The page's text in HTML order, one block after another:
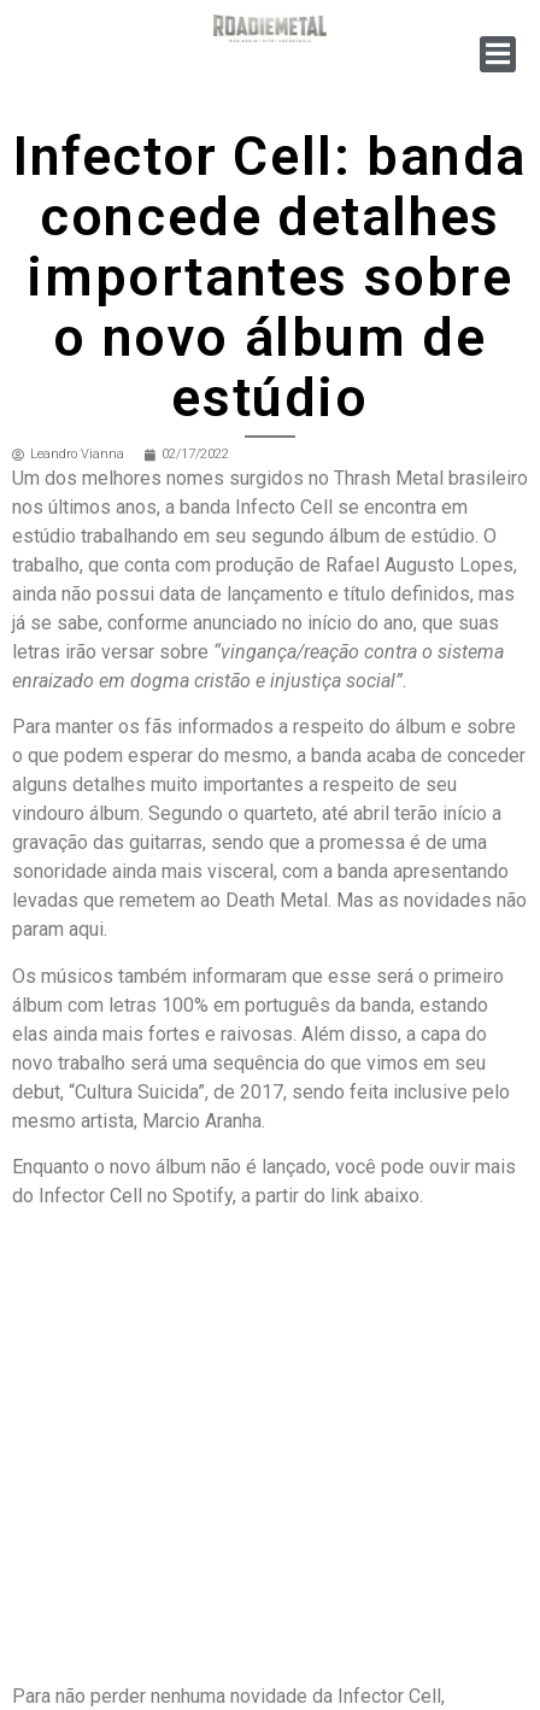
Infector Cell: banda
concede detalhes
importantes sobre
o novo álbum de
estúdio
Leandro Vianna 02/17/2022
Um dos melhores nomes surgidos no Thrash Metal brasileiro
nos últimos anos, a banda Infecto Cell se encontra em
estúdio trabalhando em seu segundo álbum de estúdio. O
trabalho, que conta com produção de Rafael Augusto Lopes,
ainda não possui data de lançamento e título definidos, mas
já se sabe, conforme anunciado no início do ano, que suas
letras irão versar sobre “vingança/reação contra o sistema
enraizado em dogma cristão e injustiça social”.
Para manter os fãs informados a respeito do álbum e sobre
o que podem esperar do mesmo, a banda acaba de conceder
alguns detalhes muito importantes a respeito de seu
vindouro álbum. Segundo o quarteto, até abril terão início a
gravação das guitarras, sendo que a promessa é de uma
sonoridade ainda mais visceral, com a banda apresentando
levadas que remetem ao Death Metal. Mas as novidades não
param aqui.
Os músicos também informaram que esse será o primeiro
álbum com letras 100% em português da banda, estando
elas ainda mais fortes e raivosas. Além disso, a capa do
novo trabalho será uma sequência do que vimos em seu
debut, “Cultura Suicida”, de 2017, sendo feita inclusive pelo
mesmo artista, Marcio Aranha.
Enquanto o novo álbum não é lançado, você pode ouvir mais
do Infector Cell no Spotify, a partir do link abaixo.
Para não perder nenhuma novidade da Infector Cell,